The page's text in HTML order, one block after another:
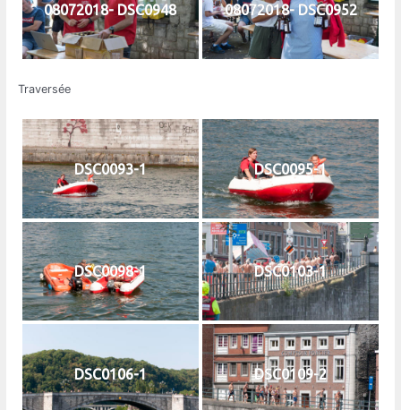
08072018- DSC0948 08072018- DSC0952
Traversée
DSC0093-1 DSC0095-1
DSC0098-1 DSC0103-1
DSC0106-1 DSC0109-2